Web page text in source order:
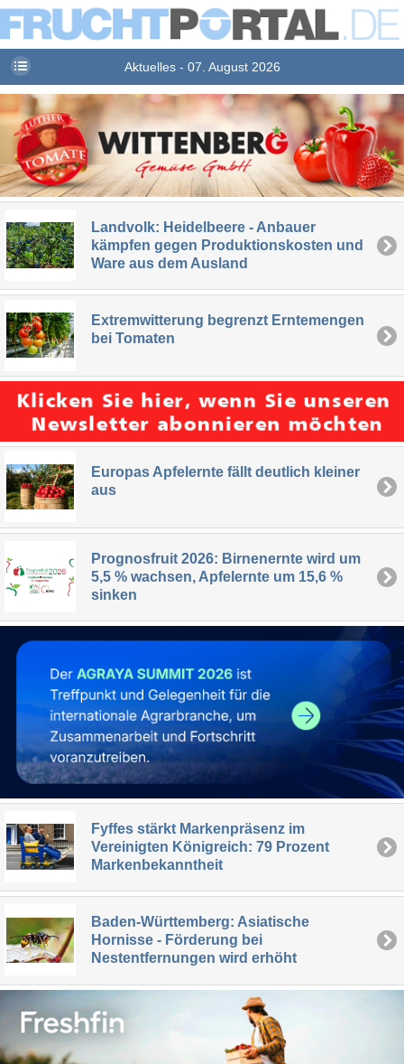
Aktuelles - 07. August 2026
Landvolk: Heidelbeere - Anbauer
kämpfen gegen Produktionskosten und
Ware aus dem Ausland
Extremwitterung begrenzt Erntemengen
bei Tomaten
Europas Apfelernte fällt deutlich kleiner
aus
Prognosfruit 2026: Birnenernte wird um
5,5 % wachsen, Apfelernte um 15,6 %
sinken
Fyffes stärkt Markenpräsenz im
Vereinigten Königreich: 79 Prozent
Markenbekanntheit
Baden-Württemberg: Asiatische
Hornisse - Förderung bei
Nestentfernungen wird erhöht